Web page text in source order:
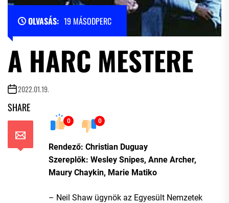
OLVASÁS: 19 MÁSODPERC
A HARC MESTERE
2022.01.19.
SHARE
0 0
Rendező: Christian Duguay
Szereplők: Wesley Snipes, Anne Archer,
Maury Chaykin, Marie Matiko
– Neil Shaw ügynök az Egyesült Nemzetek